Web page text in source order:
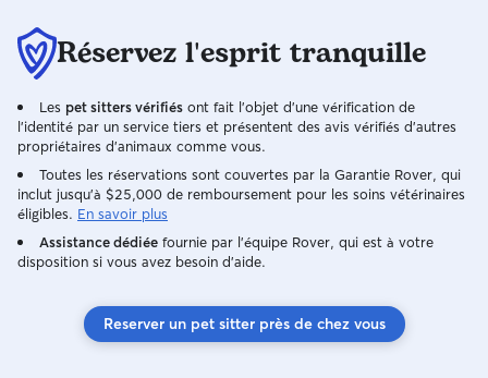
propriétaire
au besoin des animaux.
et des parcs a
Réservez l'esprit tranquille
Les pet sitters vérifiés ont fait l'objet d'une vérification de
l'identité par un service tiers et présentent des avis vérifiés d'autres
propriétaires d'animaux comme vous.
Toutes les réservations sont couvertes par la Garantie Rover, qui
inclut jusqu'à $25,000 de remboursement pour les soins vétérinaires
éligibles. En savoir plus
Assistance dédiée fournie par l'équipe Rover, qui est à votre
disposition si vous avez besoin d'aide.
Reserver un pet sitter près de chez vous